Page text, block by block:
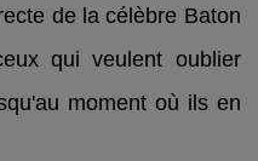
de la célèbre Baton
qui veulent oublier
moment où ils en